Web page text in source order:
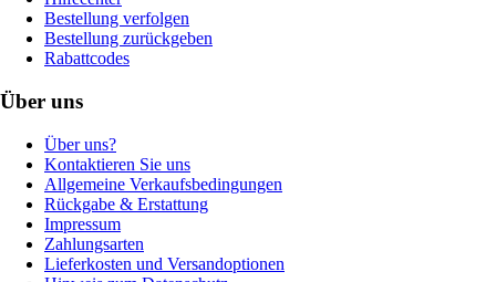
Bestellung verfolgen
Bestellung zurückgeben
Rabattcodes
Über uns
Über uns?
Kontaktieren Sie uns
Allgemeine Verkaufsbedingungen
Rückgabe & Erstattung
Impressum
Zahlungsarten
Lieferkosten und Versandoptionen